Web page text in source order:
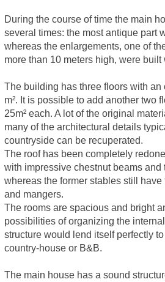
During the course of time the main
several times: the most antique part
whereas the enlargements, one of
more than 10 meters high, were built
The building has three floors with an
m². It is possible to add another two
25m² each. A lot of the original
many of the architectural details
countryside can be recuperated.
The roof has been completely
with impressive chestnut beams and
whereas the former stables still
and mangers.
The rooms are spacious and bright
possibilities of organizing the
structure would lend itself perfectly
country-house or B&B.
The main house has a sound